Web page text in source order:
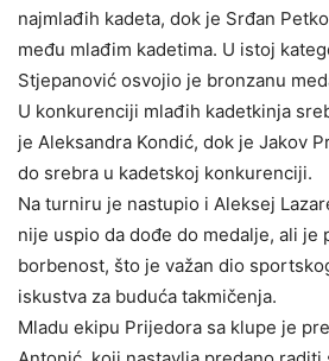
najmlađih kadeta, dok je Srđan
među mlađim kadetima. U istoj
Stjepanović osvojio je bronzanu
U konkurenciji mlađih kadetkinja
je Aleksandra Kondić, dok je Jakov
do srebra u kadetskoj konkurenciji.
Na turniru je nastupio i Aleksej
nije uspio da dođe do medalje, ali je
borbenost, što je važan dio
iskustva za buduća takmičenja.
Mladu ekipu Prijedora sa klupe je